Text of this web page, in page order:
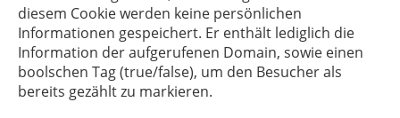
diesem Cookie werden keine persönlichen
Informationen gespeichert. Er enthält lediglich die
Information der aufgerufenen Domain, sowie einen
boolschen Tag (true/false), um den Besucher als
bereits gezählt zu markieren.